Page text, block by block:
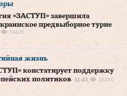
«ЗАСТУП» завершила
предвыборное турне
19435
жизнь
констатирует поддержку
политиков
11:43 16450